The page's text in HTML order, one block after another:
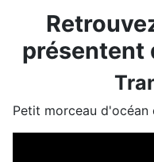
présentent
Petit morceau d'océan